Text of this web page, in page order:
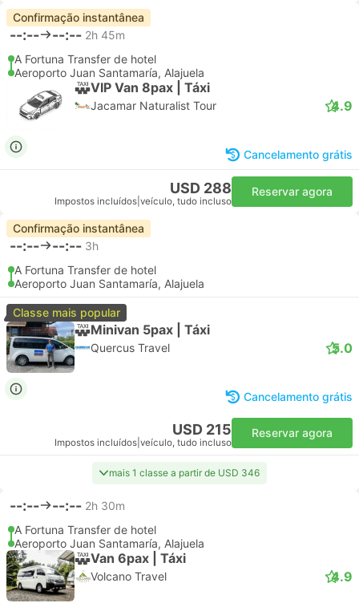
Confirmação instantânea
--:-- --:-- 2h 45m
A Fortuna Transfer de hotel
Aeroporto Juan Santamaría, Alajuela
VIP Van 8pax | Táxi
Jacamar Naturalist Tour 4.9
Cancelamento grátis
USD 288
Impostos incluídos veículo, tudo incluso
Reservar agora
Confirmação instantânea
--:-- --:-- 3h
A Fortuna Transfer de hotel
Aeroporto Juan Santamaría, Alajuela
Classe mais popular
Minivan 5pax | Táxi
Quercus Travel 5.0
Cancelamento grátis
USD 215
Impostos incluídos veículo, tudo incluso
Reservar agora
mais 1 classe a partir de USD 346
--:-- --:-- 2h 30m
A Fortuna Transfer de hotel
Aeroporto Juan Santamaría, Alajuela
Van 6pax | Táxi
Volcano Travel 4.9